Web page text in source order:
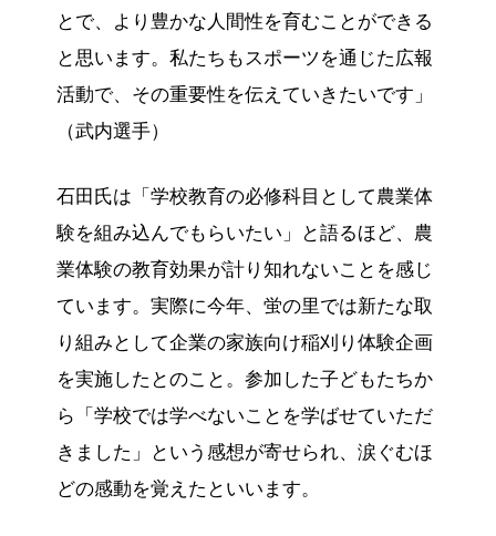
とで、より豊かな人間性を育むことができる
と思います。私たちもスポーツを通じた広報
活動で、その重要性を伝えていきたいです」
（武内選手）
石田氏は「学校教育の必修科目として農業体
験を組み込んでもらいたい」と語るほど、農
業体験の教育効果が計り知れないことを感じ
ています。実際に今年、蛍の里では新たな取
り組みとして企業の家族向け稲刈り体験企画
を実施したとのこと。参加した子どもたちか
ら「学校では学べないことを学ばせていただ
きました」という感想が寄せられ、涙ぐむほ
どの感動を覚えたといいます。